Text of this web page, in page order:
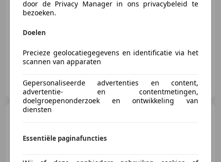
02/2020
NL-3646 AK WAVERVEEN
door de Privacy Manager in ons privacybeleid te
bezoeken.
Doelen
Precieze geolocatiegegevens en identificatie via het
scannen van apparaten
Gepersonaliseerde advertenties en content,
advertentie- en contentmetingen,
doelgroepenonderzoek en ontwikkeling van
diensten
Essentiële paginafuncties